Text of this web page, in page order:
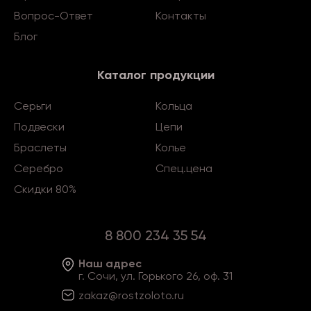
Вопрос-Ответ
Контакты
Блог
Каталог продукции
Серьги
Кольца
Подвески
Цепи
Браслеты
Колье
Серебро
Спец.цена
Скидки 80%
8 800 234 35 54
Наш адрес
г. Сочи, ул. Горького 26, оф. 31
zakaz@rostzoloto.ru